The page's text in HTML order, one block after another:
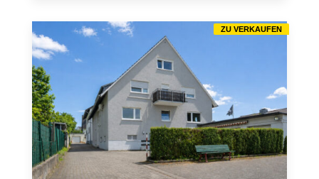
ZU VERKAUFEN